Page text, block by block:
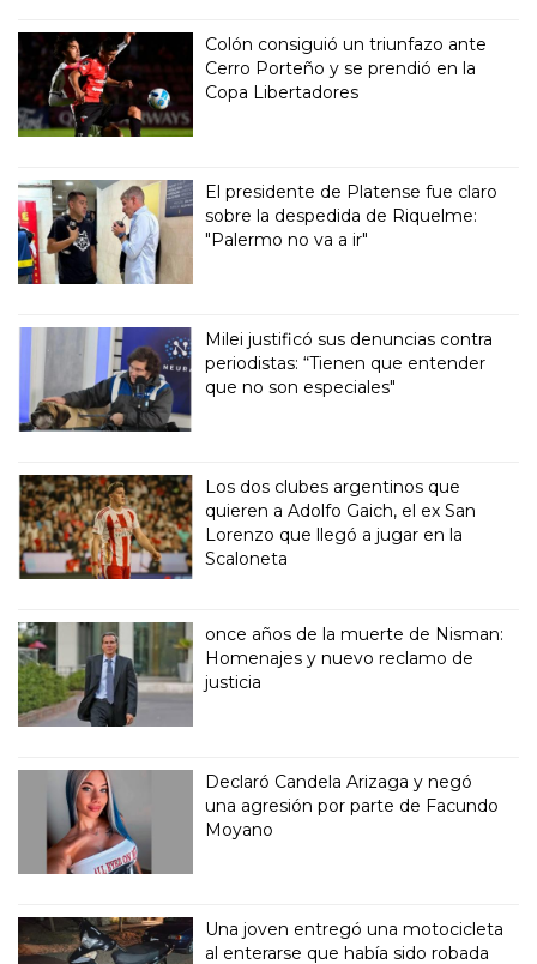
Colón consiguió un triunfazo ante
Cerro Porteño y se prendió en la
Copa Libertadores
El presidente de Platense fue claro
sobre la despedida de Riquelme:
"Palermo no va a ir"
Milei justificó sus denuncias contra
periodistas: “Tienen que entender
que no son especiales"
Los dos clubes argentinos que
quieren a Adolfo Gaich, el ex San
Lorenzo que llegó a jugar en la
Scaloneta
once años de la muerte de Nisman:
Homenajes y nuevo reclamo de
justicia
Declaró Candela Arizaga y negó
una agresión por parte de Facundo
Moyano
Una joven entregó una motocicleta
al enterarse que había sido robada